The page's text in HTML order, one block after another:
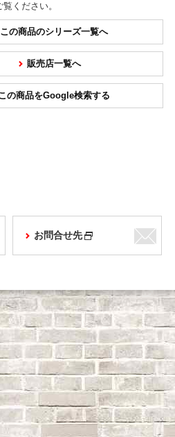
覧ください。
この商品のシリーズ一覧へ
販売店一覧へ
の商品をGoogle検索する
お問合せ先